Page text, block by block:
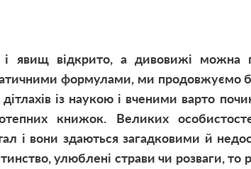
і явищ відкрито, а дивовижі можна
формулами, ми продовжуємо
із наукою і вченими варто
книжок. Великих
і вони здаються загадковими й
улюблені страви чи розваги, то